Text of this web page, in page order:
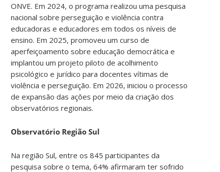
ONVE. Em 2024, o programa realizou uma pesquisa
nacional sobre perseguição e violência contra
educadoras e educadores em todos os níveis de
ensino. Em 2025, promoveu um curso de
aperfeiçoamento sobre educação democrática e
implantou um projeto piloto de acolhimento
psicológico e jurídico para docentes vítimas de
violência e perseguição. Em 2026, iniciou o processo
de expansão das ações por meio da criação dos
observatórios regionais.
Observatório Região Sul
Na região Sul, entre os 845 participantes da
pesquisa sobre o tema, 64% afirmaram ter sofrido